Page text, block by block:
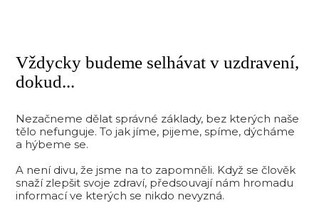
Vždycky budeme selhávat v uzdravení,
dokud...
Nezačneme dělat správné základy, bez kterých naše
tělo nefunguje. To jak jíme, pijeme, spíme, dýcháme
a hýbeme se.
A není divu, že jsme na to zapomněli. Když se člověk
snaží zlepšit svoje zdraví, předsouvají nám hromadu
informací ve kterých se nikdo nevyzná.